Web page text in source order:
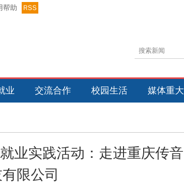
帮助 RSS
业 交流合作 校园生活 媒体重大
业实践活动：走进重庆传音
限公司